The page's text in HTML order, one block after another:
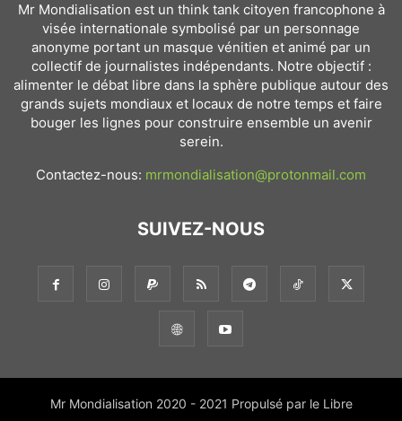
Mr Mondialisation est un think tank citoyen francophone à
visée internationale symbolisé par un personnage
anonyme portant un masque vénitien et animé par un
collectif de journalistes indépendants. Notre objectif :
alimenter le débat libre dans la sphère publique autour des
grands sujets mondiaux et locaux de notre temps et faire
bouger les lignes pour construire ensemble un avenir
serein.
Contactez-nous: mrmondialisation@protonmail.com
SUIVEZ-NOUS
Mr Mondialisation 2020 - 2021 Propulsé par le Libre